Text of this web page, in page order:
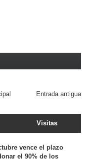
Entrada antigua
Visitas
vence el plazo
el 90% de los